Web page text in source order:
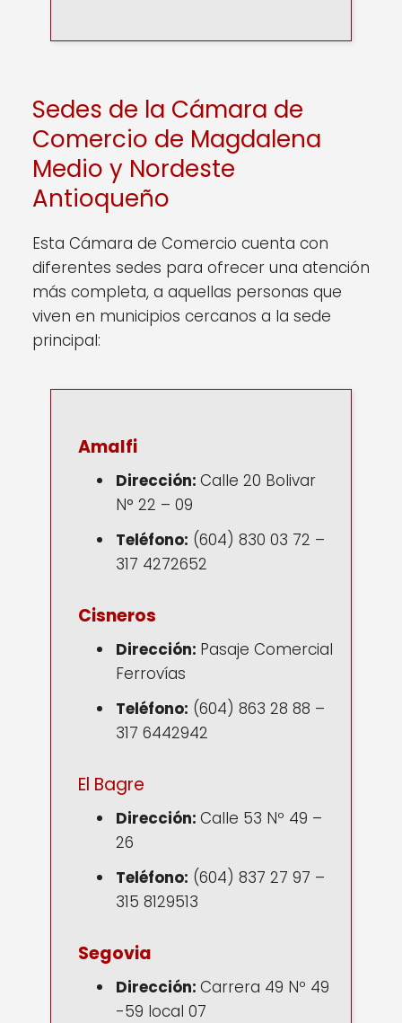
Sedes de la Cámara de
Comercio de Magdalena
Medio y Nordeste
Antioqueño
Esta Cámara de Comercio cuenta con
diferentes sedes para ofrecer una atención
más completa, a aquellas personas que
viven en municipios cercanos a la sede
principal:
Amalfi
Dirección: Calle 20 Bolivar
N° 22 – 09
Teléfono: (604) 830 03 72 –
317 4272652
Cisneros
Dirección: Pasaje Comercial
Ferrovías
Teléfono: (604) 863 28 88 –
317 6442942
El Bagre
Dirección: Calle 53 Nº 49 –
26
Teléfono: (604) 837 27 97 –
315 8129513
Segovia
Dirección: Carrera 49 Nº 49
-59 local 07